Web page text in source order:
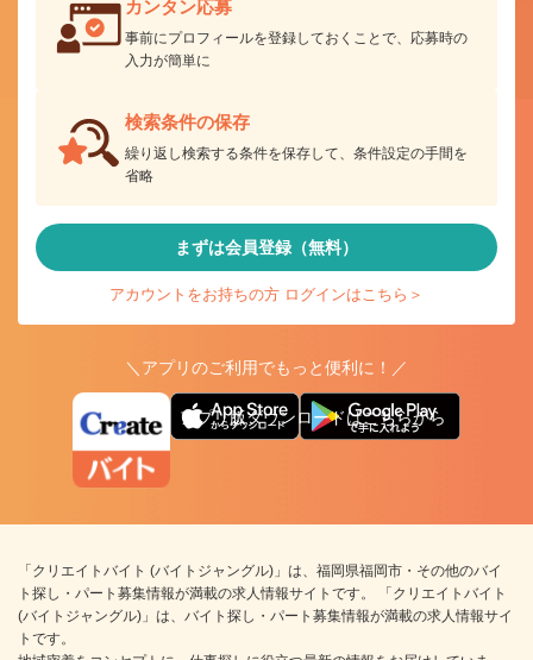
カンタン応募
事前にプロフィールを登録しておくことで、応募時の
入力が簡単に
検索条件の保存
繰り返し検索する条件を保存して、条件設定の手間を
省略
まずは会員登録（無料）
アカウントをお持ちの方 ログインはこちら＞
＼アプリのご利用でもっと便利に！／
アプリ版ダウンロードはこちらから
「クリエイトバイト (バイトジャングル)」は、福岡県福岡市・その他のバイ
ト探し・パート募集情報が満載の求人情報サイトです。 「クリエイトバイト
(バイトジャングル)」は、バイト探し・パート募集情報が満載の求人情報サイ
トです。